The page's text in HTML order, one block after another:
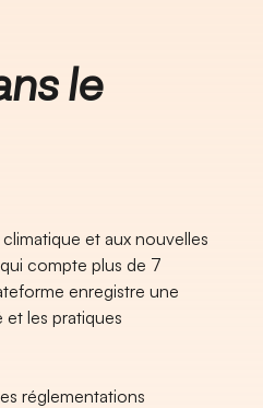
le
et aux nouvelles
compte plus de 7
enregistre une
les pratiques
réglementations